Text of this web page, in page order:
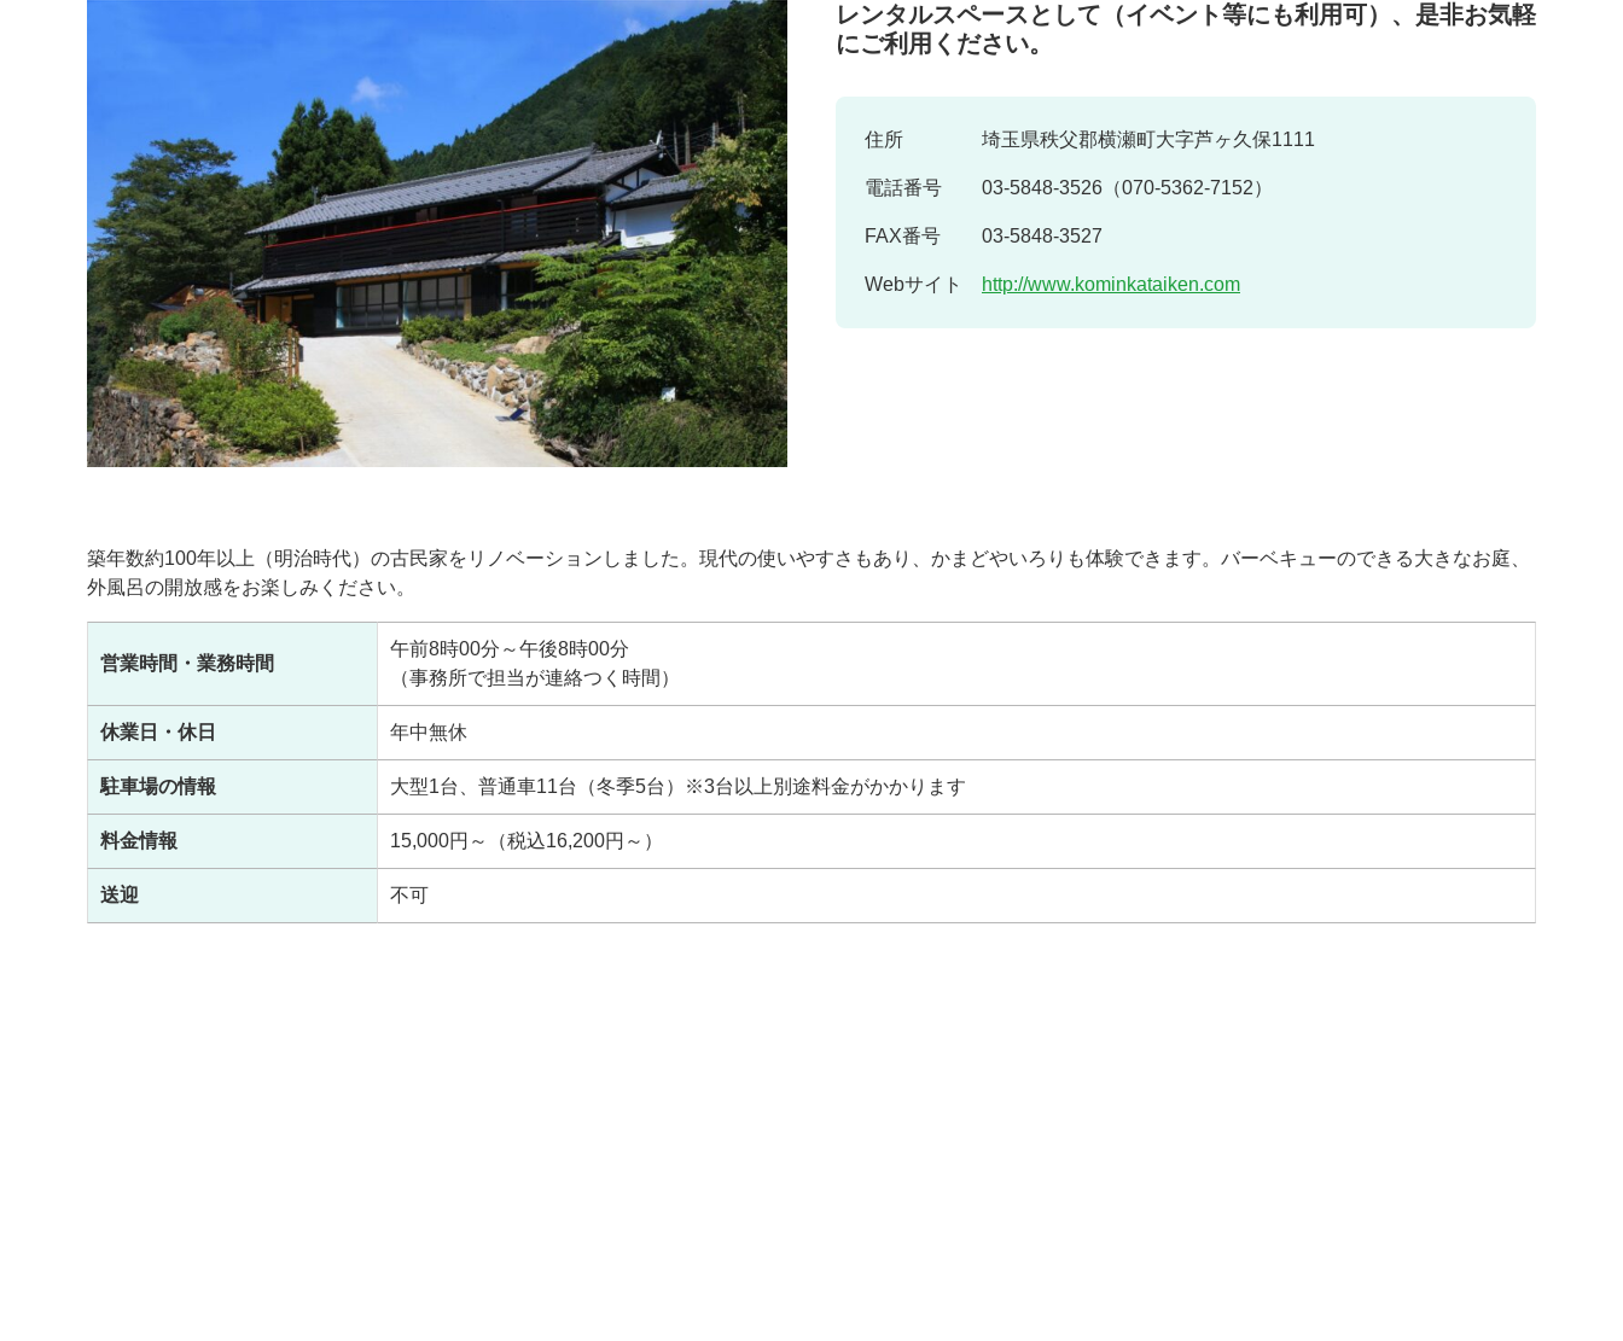
レンタルスペースとして（イベント等にも利用可）、是非お気軽
にご利用ください。
住所 埼玉県秩父郡横瀬町大字芦ヶ久保1111
電話番号 03-5848-3526（070-5362-7152）
FAX番号 03-5848-3527
Webサイト http://www.kominkataiken.com
築年数約100年以上（明治時代）の古民家をリノベーションしました。現代の使いやすさもあり、かまどやいろりも体験できます。バーベキューのできる大きなお庭、
外風呂の開放感をお楽しみください。
営業時間・業務時間
午前8時00分～午後8時00分
（事務所で担当が連絡つく時間）
休業日・休日 年中無休
駐車場の情報 大型1台、普通車11台（冬季5台）※3台以上別途料金がかかります
料金情報 15,000円～（税込16,200円～）
送迎 不可